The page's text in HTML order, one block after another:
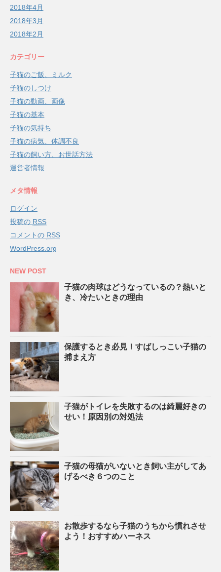
2018年4月
2018年3月
2018年2月
カテゴリー
子猫のご飯、ミルク
子猫のしつけ
子猫の動画、画像
子猫の基本
子猫の気持ち
子猫の病気、体調不良
子猫の飼い方、お世話方法
運営者情報
メタ情報
ログイン
投稿の RSS
コメントの RSS
WordPress.org
NEW POST
子猫の肉球はどうなっているの？熱いと
き、冷たいときの理由
保護するとき必見！すばしっこい子猫の
捕まえ方
子猫がトイレを失敗するのは綺麗好きの
せい！原因別の対処法
子猫の母猫がいないとき飼い主がしてあ
げるべき６つのこと
お散歩するなら子猫のうちから慣れさせ
よう！おすすめハーネス